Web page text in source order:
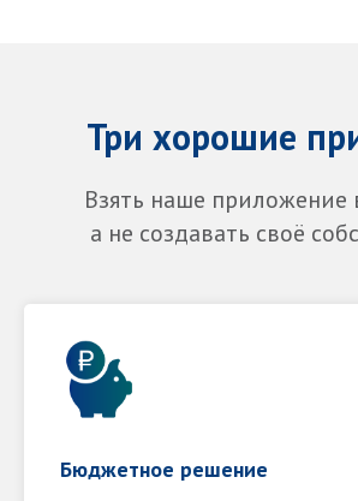
Три хорошие
Взять наше приложение
а не создавать своё
Бюджетное решение